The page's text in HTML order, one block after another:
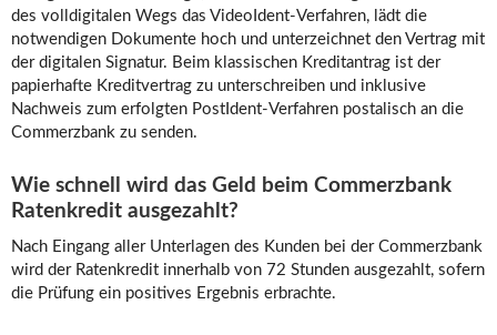
des volldigitalen Wegs das VideoIdent-Verfahren, lädt die
notwendigen Dokumente hoch und unterzeichnet den Vertrag mit
der digitalen Signatur. Beim klassischen Kreditantrag ist der
papierhafte Kreditvertrag zu unterschreiben und inklusive
Nachweis zum erfolgten PostIdent-Verfahren postalisch an die
Commerzbank zu senden.
Wie schnell wird das Geld beim Commerzbank
Ratenkredit ausgezahlt?
Nach Eingang aller Unterlagen des Kunden bei der Commerzbank
wird der Ratenkredit innerhalb von 72 Stunden ausgezahlt, sofern
die Prüfung ein positives Ergebnis erbrachte.